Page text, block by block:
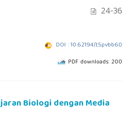
24-36
DOI : 10.62194/t5pvbb60
PDF downloads: 200
Biologi dengan Media